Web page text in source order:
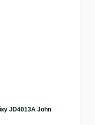
JD4013A John